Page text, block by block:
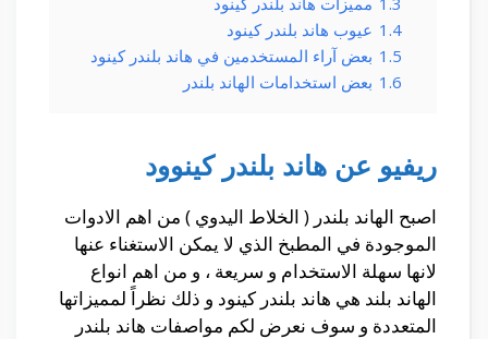
1.4 عيوب هاند بلندر كينود
1.5 بعض آراء المستخدمين في هاند بلندر كينود
1.6 بعض استخدامات الهاند بلندر
ريفيو عن هاند بلندر كينوود
اصبح الهاند بلندر ( الخلاط اليدوي ) من اهم الادوات
الموجودة في المطبخ الذي لا يمكن الاستغناء عنها
لانها سهلة الاستخدام و سريعة ، و من اهم انواع
الهاند بلند هي هاند بلندر كينود و ذلك نظراً لمميزاتها
المتعددة و سوف نعرض لكم مواصفات هاند بلندر